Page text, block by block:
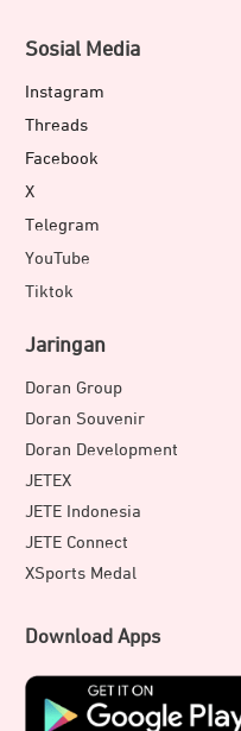
Sosial Media
Instagram
Threads
Facebook
X
Telegram
YouTube
Tiktok
Jaringan
Doran Group
Doran Souvenir
Doran Development
JETEX
JETE Indonesia
JETE Connect
XSports Medal
Download Apps